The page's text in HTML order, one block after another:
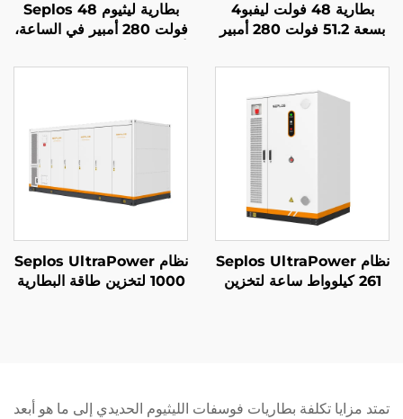
بطارية 48 فولت ليفبو4
بسعة 51.2 فولت 280 أمبير
ماسون القابل للتجميع مع
كيلوواط ساعة للطاقة
الشمسية من سيبلوس
بطارية ليثيوم Seplos 48
فولت 280 أمبير في الساعة،
51.2 فولت 14 كيلوواط
نظام Seplos UltraPower
261 كيلوواط ساعة لتخزين
وتخزين الطاقة الصناعية
نظام Seplos UltraPower
1000 لتخزين طاقة البطارية
تمتد مزايا تكلفة بطاريات فوسفات الليثيوم الحديدي إلى ما هو أبعد